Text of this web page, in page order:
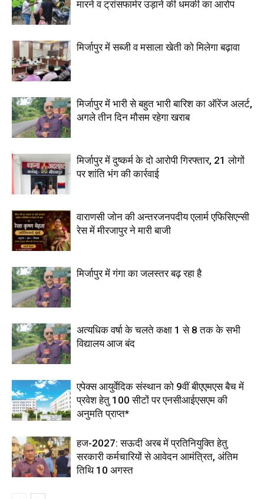
मारने व ट्रांसफार्मर उड़ाने की धमकी का आरोप
मिर्जापुर में सब्जी व मसाला खेती को मिलेगा बढ़ावा
मिर्जापुर में भारी से बहुत भारी बारिश का ऑरेंज अलर्ट,
अगले तीन दिन मौसम रहेगा खराब
मिर्जापुर में दुष्कर्म के दो आरोपी गिरफ्तार, 21 लोगों
पर शांति भंग की कार्रवाई
वाराणसी जोन की अन्तरजनपदीय एलार्म एफिसिएन्सी
रेस में मीरजापुर ने मारी बाजी
मिर्जापुर में गंगा का जलस्तर बढ़ रहा है
अत्यधिक वर्षा के चलते कक्षा 1 से 8 तक के सभी
विद्यालय आज बंद
एपेक्स आयुर्वेदिक संस्थान को 9वीं बीएएमएस बैच में
प्रवेश हेतु 100 सीटों पर एनसीआईएसएम की
अनुमति प्राप्त*
हज-2027: सऊदी अरब में प्रतिनियुक्ति हेतु
सरकारी कर्मचारियों से आवेदन आमंत्रित, अंतिम
तिथि 10 अगस्त